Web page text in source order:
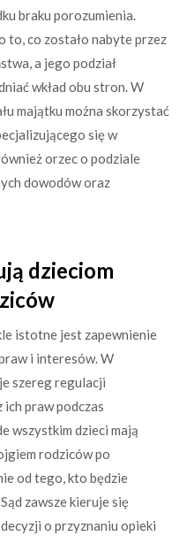
braku porozumienia.
to, co zostało nabyte przez
a jego podział
wkład obu stron. W
majątku można skorzystać
się w
orzec o podziale
dowodów oraz
dzieciom
istotne jest zapewnienie
i interesów. W
szereg regulacji
praw podczas
wszystkim dzieci mają
rodziców po
od tego, kto będzie
zawsze kieruje się
o przyznaniu opieki